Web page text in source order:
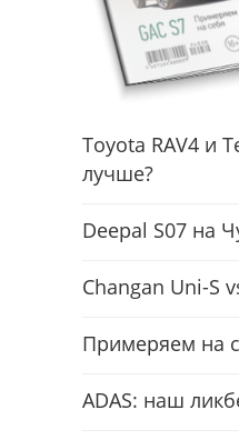
Toyota RAV4 и
лучше?
Deepal S07 на
Changan Uni-S
Примеряем на
ADAS: наш